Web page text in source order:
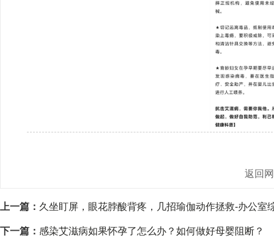
返回
上一篇： 久坐盯屏，眼花脖酸背疼，几招瑜伽动作拯救-办公室
下一篇： 感染艾滋病如果怀孕了怎么办？如何做好母婴阻断？